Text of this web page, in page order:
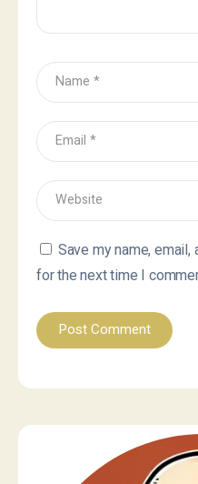
Save my name,
for the next time I